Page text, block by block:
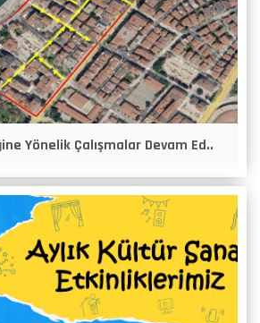
Yönelik Çalışmalar Devam Ed..